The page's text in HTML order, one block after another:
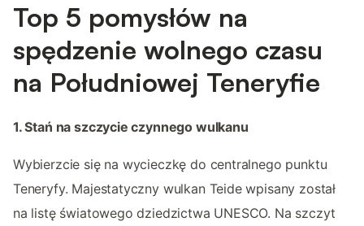
Top 5 pomysłów na
spędzenie wolnego czasu
na Południowej Teneryfie
1. Stań na szczycie czynnego wulkanu
Wybierzcie się na wycieczkę do centralnego punktu
Teneryfy. Majestatyczny wulkan Teide wpisany został
na listę światowego dziedzictwa UNESCO. Na szczyt